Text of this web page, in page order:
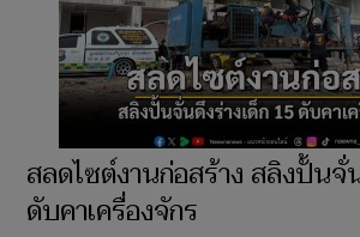
สลดไซต์งานก่อสร้าง สลิงปั้นจั่
ดับคาเครื่องจักร